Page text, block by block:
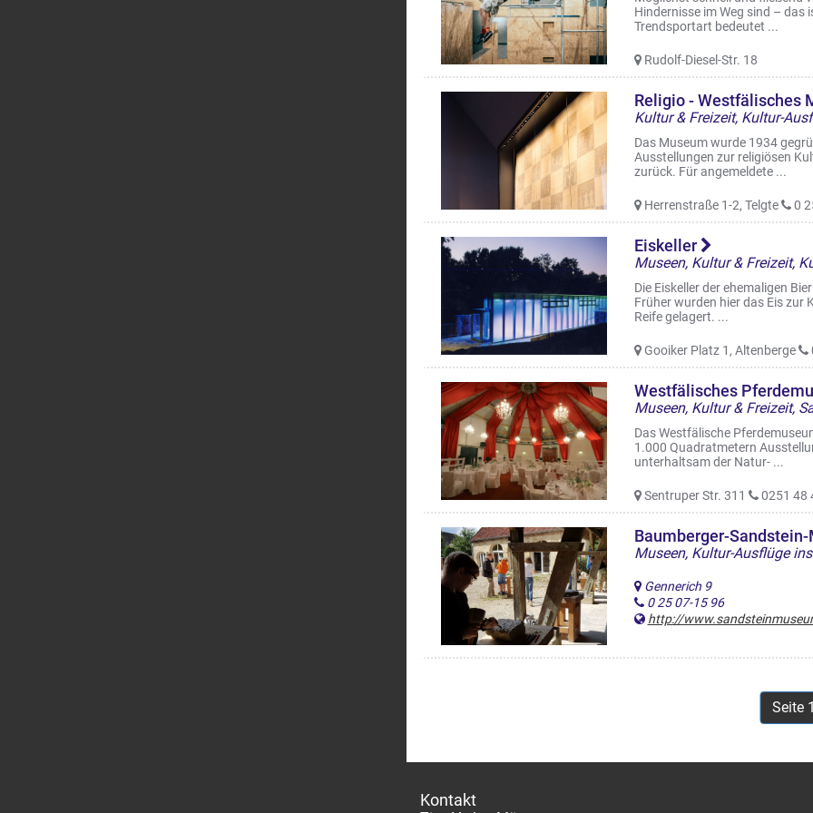
Hindernisse im Weg sind – das
Trendsportart bedeutet ...
Rudolf-Diesel-Str. 18
Religio - Westfälisches
Kultur & Freizeit, Kultur-
Das Museum wurde 1934
Ausstellungen zur religiösen
zurück. Für angemeldete ...
Herrenstraße 1-2, Telgte 0
Eiskeller
Die Eiskeller der ehemaligen
Früher wurden hier das Eis zur
Reife gelagert. ...
Gooiker Platz 1, Altenberge
Westfälisches
Das Westfälische
1.000 Quadratmetern
unterhaltsam der Natur- ...
Sentruper Str. 311 0251 48
Baumberger-
Museen, Kultur-Ausflüge
Gennerich 9
0 25 07-15 96
http://
Seite
Kontakt